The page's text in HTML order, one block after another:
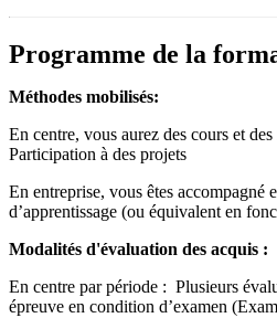
Programme de la
Méthodes mobilisés:
En centre, vous aurez des cours et
Participation à des projets
En entreprise, vous êtes accompagné
d’apprentissage (ou équivalent en
Modalités d'évaluation des acquis :
En centre par période : Plusieurs
épreuve en condition d’examen